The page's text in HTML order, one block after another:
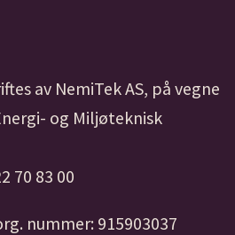
av NemiTek AS, på vegne
og Miljøteknisk
70 83 00
nummer: 915903037